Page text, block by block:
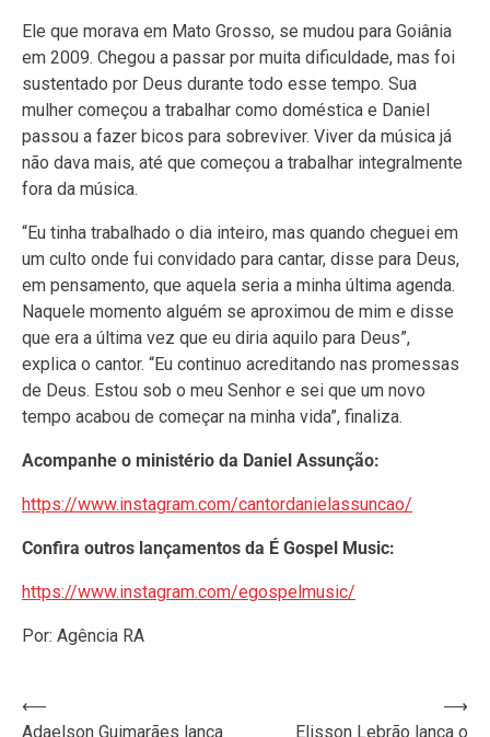
Ele que morava em Mato Grosso, se mudou para Goiânia
em 2009. Chegou a passar por muita dificuldade, mas foi
sustentado por Deus durante todo esse tempo. Sua
mulher começou a trabalhar como doméstica e Daniel
passou a fazer bicos para sobreviver. Viver da música já
não dava mais, até que começou a trabalhar integralmente
fora da música.
“Eu tinha trabalhado o dia inteiro, mas quando cheguei em
um culto onde fui convidado para cantar, disse para Deus,
em pensamento, que aquela seria a minha última agenda.
Naquele momento alguém se aproximou de mim e disse
que era a última vez que eu diria aquilo para Deus”,
explica o cantor. “Eu continuo acreditando nas promessas
de Deus. Estou sob o meu Senhor e sei que um novo
tempo acabou de começar na minha vida”, finaliza.
Acompanhe o ministério da Daniel Assunção:
https://www.instagram.com/cantordanielassuncao/
Confira outros lançamentos da É Gospel Music:
https://www.instagram.com/egospelmusic/
Por: Agência RA
Navegação
⟵
Adaelson Guimarães lança
Elisson Lebrão lança o
⟶